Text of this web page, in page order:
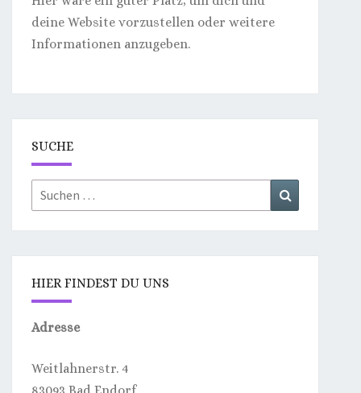
deine Website vorzustellen oder weitere
Informationen anzugeben.
SUCHE
Suchen
nach:
HIER FINDEST DU UNS
Adresse
Weitlahnerstr. 4